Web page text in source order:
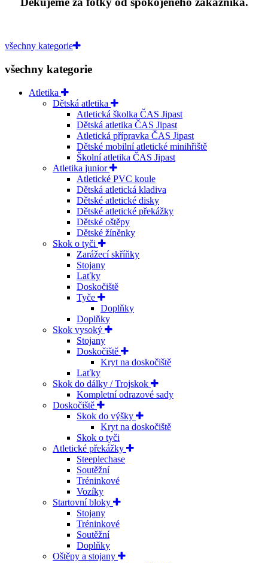
všechny kategorie
všechny kategorie
Atletika
Dětská atletika
Atletická školka ČAS Jipast
Dětská atletika ČAS Jipast
Atletická přípravka ČAS Jipast
Dětské mobilní atletické minihřiště
Školní atletika ČAS Jipast
Atletika junior
Atletické PVC koule
Dětská atletická kladiva
Dětské atletické disky
Dětské atletické překážky
Dětské oštěpy
Dětské žíněnky
Skok o tyči
Zarážecí skříňky
Stojany
Laťky
Doskočiště
Tyče
Doplňky
Doplňky
Skok vysoký
Stojany
Doskočiště
Kryt na doskočiště
Laťky
Skok do dálky / Trojskok
Kompletní odrazové sady
Doskočiště
Skok do výšky
Kryt na doskočiště
Skok o tyči
Atletické překážky
Steeplechase
Soutěžní
Tréninkové
Vozíky
Startovní bloky
Stojany
Tréninkové
Soutěžní
Doplňky
Oštěpy a stojany